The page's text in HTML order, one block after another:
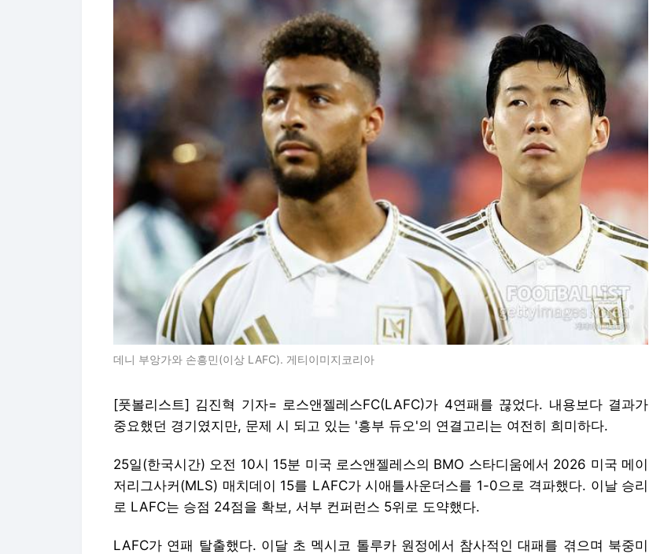
데니 부앙가와 손흥민(이상 LAFC). 게티이미지코리아
[풋볼리스트] 김진혁 기자= 로스앤젤레스FC(LAFC)가 4연패를 끊었다. 내용보다 결과가
중요했던 경기였지만, 문제 시 되고 있는 '흥부 듀오'의 연결고리는 여전히 희미하다.
25일(한국시간) 오전 10시 15분 미국 로스앤젤레스의 BMO 스타디움에서 2026 미국 메이
저리그사커(MLS) 매치데이 15를 LAFC가 시애틀사운더스를 1-0으로 격파했다. 이날 승리
로 LAFC는 승점 24점을 확보, 서부 컨퍼런스 5위로 도약했다.
LAFC가 연패 탈출했다. 이달 초 멕시코 톨루카 원정에서 참사적인 대패를 겪으며 북중미